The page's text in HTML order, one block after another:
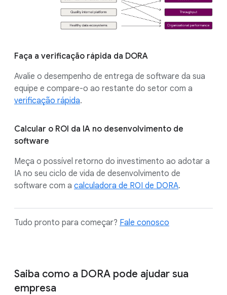
Faça a verificação rápida da DORA
Avalie o desempenho de entrega de software da sua
equipe e compare-o ao restante do setor com a
verificação rápida.
Calcular o ROI da IA no desenvolvimento de
software
Meça o possível retorno do investimento ao adotar a
IA no seu ciclo de vida de desenvolvimento de
software com a calculadora de ROI de DORA.
Tudo pronto para começar? Fale conosco
Saiba como a DORA pode ajudar sua
empresa